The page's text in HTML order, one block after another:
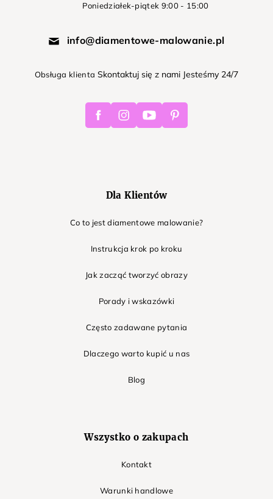
Poniedziałek-piątek 9:00 - 15:00
info@diamentowe-malowanie.pl
Obsługa klienta Skontaktuj się z nami Jesteśmy 24/7
FacebookInstagramYoutube Pinterest
Dla Klientów
Co to jest diamentowe malowanie?
Instrukcja krok po kroku
Jak zacząć tworzyć obrazy
Porady i wskazówki
Często zadawane pytania
Dlaczego warto kupić u nas
Blog
Wszystko o zakupach
Kontakt
Warunki handlowe